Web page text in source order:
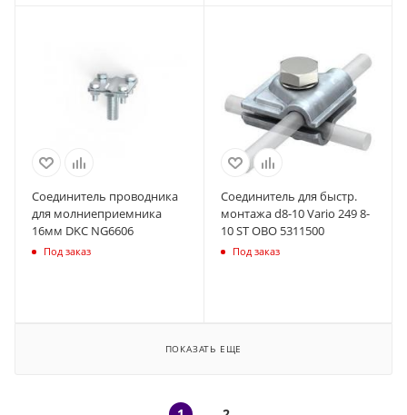
Соединитель проводника
для молниеприемника
16мм DKC NG6606
Под заказ
Соединитель для быстр.
монтажа d8-10 Vario 249 8-
10 ST OBO 5311500
Под заказ
ПОКАЗАТЬ ЕЩЕ